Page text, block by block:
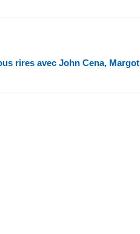
rires avec John Cena, Margot